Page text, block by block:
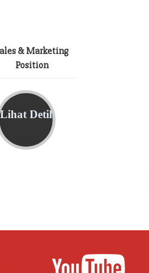
& Marketing
Position
Lihat Detil